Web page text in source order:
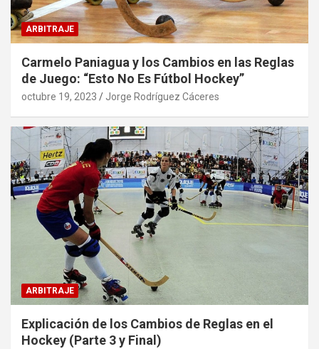
ARBITRAJE
Carmelo Paniagua y los Cambios en las Reglas
de Juego: “Esto No Es Fútbol Hockey”
octubre 19, 2023 Jorge Rodríguez Cáceres
ARBITRAJE
Explicación de los Cambios de Reglas en el
Hockey (Parte 3 y Final)